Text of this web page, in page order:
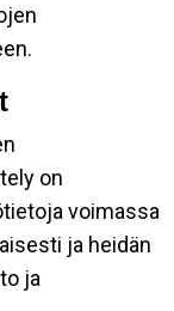
on
voimassa
ja heidän
ja